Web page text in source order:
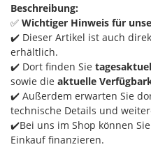
Beschreibung:
✅ Wichtiger Hinweis für
✔️ Dieser Artikel ist auch
erhältlich.
✔️ Dort finden Sie
sowie die aktuelle
✔️ Außerdem erwarten Sie
technische Details und
✔️Bei uns im Shop können
Einkauf finanzieren.